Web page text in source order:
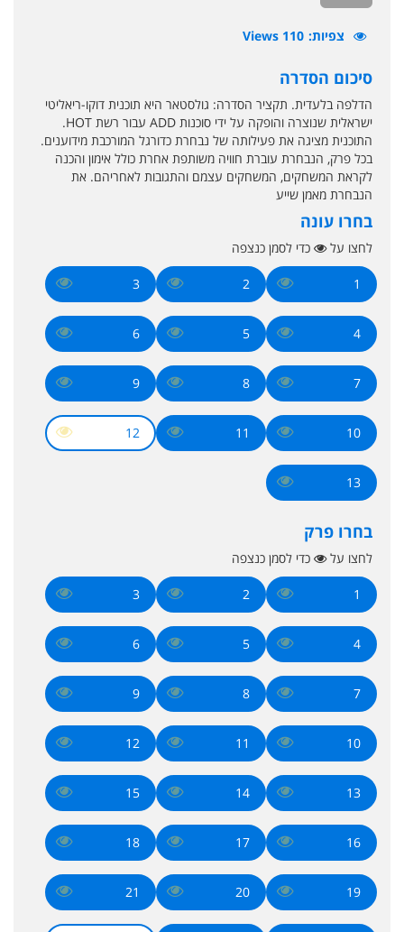
צפיות 110 Views
סיכום הסדרה
הדלפה בלעדית. תקציר הסדרה: גולסטאר היא תוכנית דוקו-ריאליטי
ישראלית שנוצרה והופקה על ידי סוכנות ADD עבור רשת HOT.
התוכנית מציגה את פעילותה של נבחרת כדורגל המורכבת מידוענים.
בכל פרק, הנבחרת עוברת חוויה משותפת אחרת כולל אימון והכנה
לקראת המשחקים, המשחקים עצמם והתגובות לאחריהם. את
הנבחרת מאמן שייע
בחרו עונה
לחצו על כדי לסמן כנצפה
1
2
3
4
5
6
7
8
9
10
11
12
13
בחרו פרק
לחצו על כדי לסמן כנצפה
1
2
3
4
5
6
7
8
9
10
11
12
13
14
15
16
17
18
19
20
21